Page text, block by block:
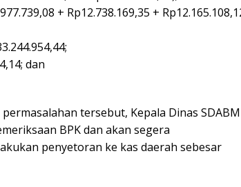
+ Rp12.738.169,35 +
dan
tersebut, Kepala Dinas
BPK dan akan segera
penyetoran ke kas daerah sebesar